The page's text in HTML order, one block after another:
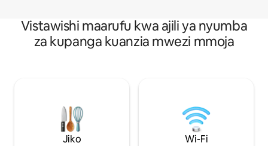
Vistawishi maarufu kwa ajili ya nyumba
za kupanga kuanzia mwezi mmoja
Jiko Wi-Fi